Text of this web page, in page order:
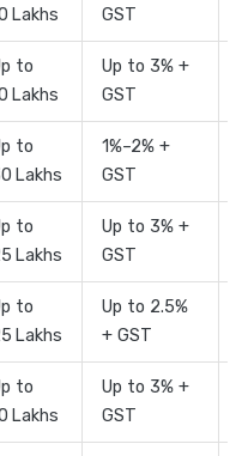
Lakhs
GST
to
Lakhs
Up to 3% +
GST
to
Lakhs
1%–2% +
GST
to
Lakhs
Up to 3% +
GST
to
Lakhs
Up to 2.5%
+ GST
to
Lakhs
Up to 3% +
GST